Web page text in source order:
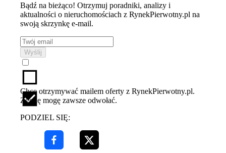
Bądź na bieżąco! Otrzymuj poradniki, analizy i
aktualności o nieruchomościach z RynekPierwotny.pl na
swoją skrzynkę e-mail.
Wyślij
Chcę otrzymywać mailem oferty z RynekPierwotny.pl.
Zgodę mogę zawsze odwołać.
PODZIEL SIĘ: